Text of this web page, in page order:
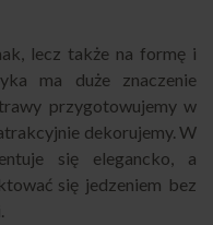
lecz także na formę i
ma duże znaczenie
przygotowujemy w
dekorujemy. W
się elegancko, a
się jedzeniem bez